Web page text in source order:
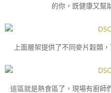
的你，既健康又幫
上面層架提供了不同麥片穀類
這區就是熱食區了，現場有廚師